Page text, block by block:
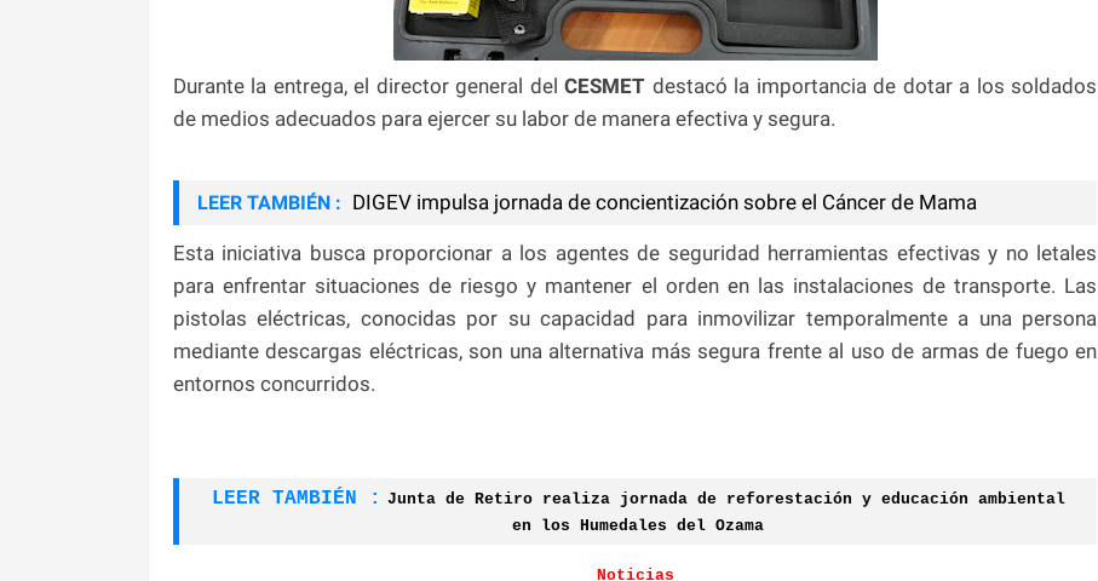
Durante la entrega, el director general delCESMET destacó la importancia de dotar a los soldados
de medios adecuados para ejercer su labor de manera efectiva y segura.
LEER TAMBIÉN : DIGEV impulsa jornada de concientización sobre el Cáncer de Mama
Esta iniciativa busca proporcionar a los agentes de seguridad herramientas efectivas y no letales
para enfrentar situaciones de riesgo y mantener el orden en las instalaciones de transporte. Las
pistolas eléctricas, conocidas por su capacidad para inmovilizar temporalmente a una persona
mediante descargas eléctricas, son una alternativa más segura frente al uso de armas de fuego en
entornos concurridos.
LEER TAMBIÉN : Junta de Retiro realiza jornada de reforestación y educación ambiental
en los Humedales del Ozama
Noticias